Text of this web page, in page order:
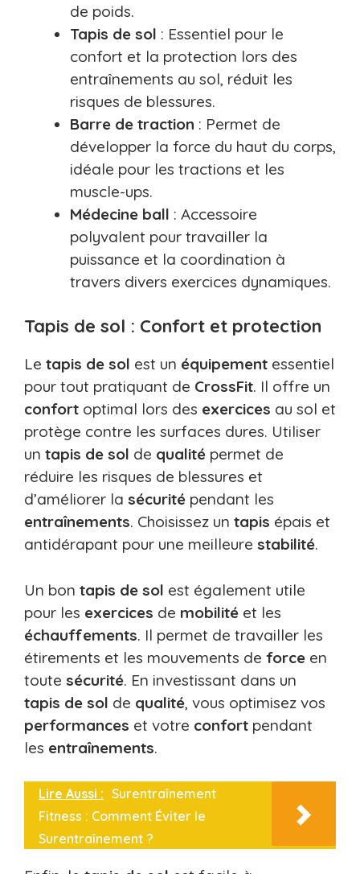
de poids.
Tapis de sol : Essentiel pour le
confort et la protection lors des
entraînements au sol, réduit les
risques de blessures.
Barre de traction : Permet de
développer la force du haut du corps,
idéale pour les tractions et les
muscle-ups.
Médecine ball : Accessoire
polyvalent pour travailler la
puissance et la coordination à
travers divers exercices dynamiques.
Tapis de sol : Confort et protection
Le tapis de sol est un équipement essentiel
pour tout pratiquant de CrossFit. Il offre un
confort optimal lors des exercices au sol et
protège contre les surfaces dures. Utiliser
un tapis de sol de qualité permet de
réduire les risques de blessures et
d’améliorer la sécurité pendant les
entraînements. Choisissez un tapis épais et
antidérapant pour une meilleure stabilité.
Un bon tapis de sol est également utile
pour les exercices de mobilité et les
échauffements. Il permet de travailler les
étirements et les mouvements de force en
toute sécurité. En investissant dans un
tapis de sol de qualité, vous optimisez vos
performances et votre confort pendant
les entraînements.
Lire Aussi : Surentraînement
Fitness : Comment Éviter le
Surentraînement ?